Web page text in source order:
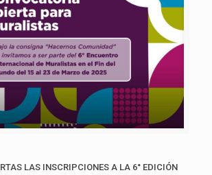
LAS INSCRIPCIONES A LA 6° EDICIÓN